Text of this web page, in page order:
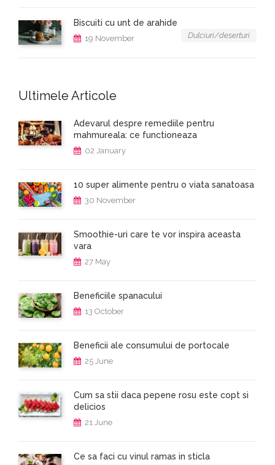
Biscuiti cu unt de arahide
19 November Dulciuri/deserturi
Ultimele Articole
Adevarul despre remediile pentru
mahmureala: ce functioneaza
02 January
10 super alimente pentru o viata sanatoasa
30 November
Smoothie-uri care te vor inspira aceasta
vara
27 May
Beneficiile spanacului
13 October
Beneficii ale consumului de portocale
25 June
Cum sa stii daca pepene rosu este copt si
delicios
21 June
Ce sa faci cu vinul ramas in sticla